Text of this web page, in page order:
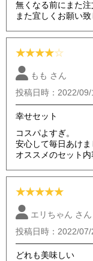
無くなる前にまた注
また宜しくお願い致
★★★★☆
もも さん
投稿日時：2022/
幸せセット
コスパよすぎ。
安心して毎日あけま
オススメのセット内
★★★★★
エリちゃん さん
投稿日時：2022/
どれも美味しい